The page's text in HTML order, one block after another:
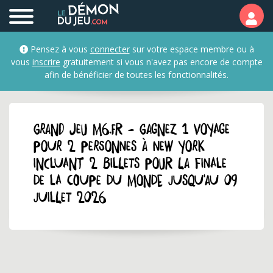
Pensez à vous connectersur votre espace membre ou à
vous inscrire gratuitement si vous n'avez pas encore de compte
afin de bénéficier de toutes les fonctionnalités.
GRAND JEU m6.fr - Gagnez 1 voyage
pour 2 personnes à New York
incluant 2 billets pour la Finale
de la Coupe du Monde jusqu'au 09
juillet 2026